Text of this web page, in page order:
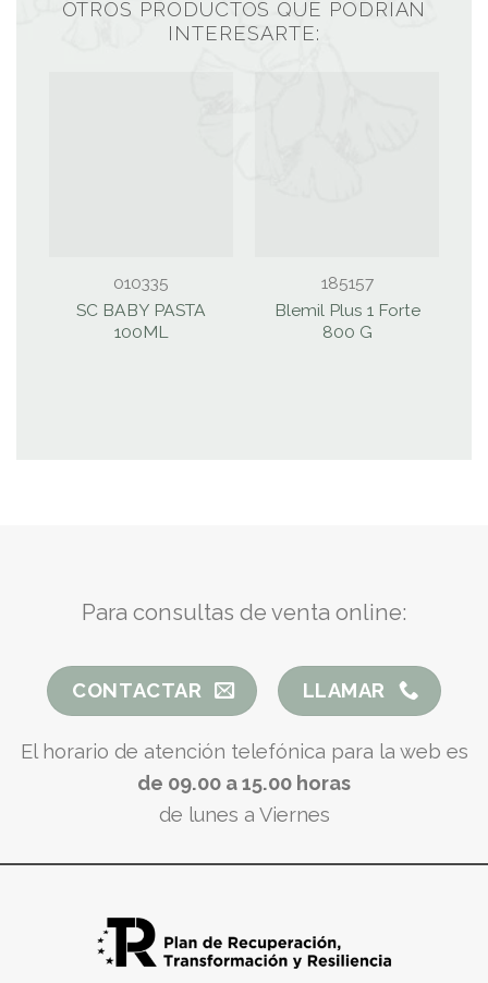
OTROS PRODUCTOS QUE PODRÍAN
INTERESARTE:
010335
SC BABY PASTA
100ML
185157
Blemil Plus 1 Forte
800 G
Para consultas de venta online:
CONTACTAR LLAMAR
El horario de atención telefónica para la web es
de 09.00 a 15.00 horas
de lunes a Viernes